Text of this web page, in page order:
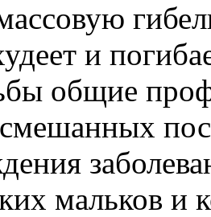
и
общие
мальков и